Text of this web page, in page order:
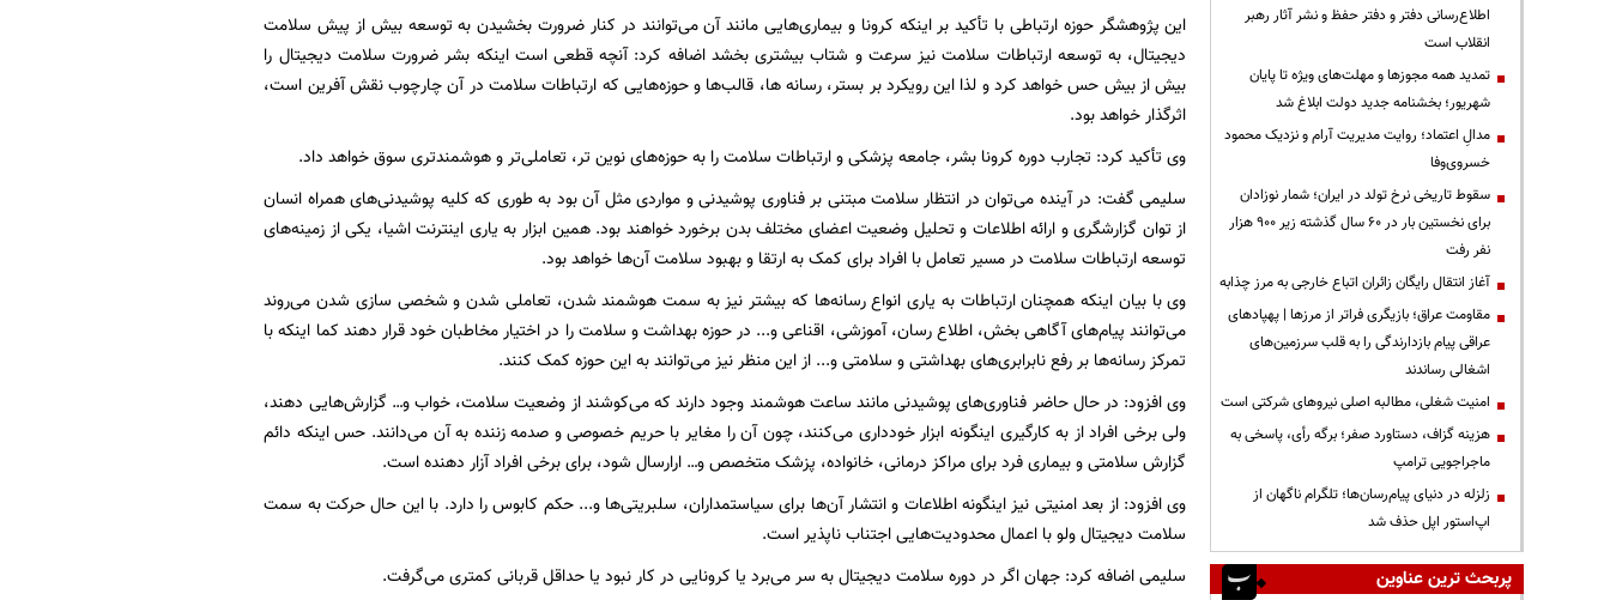
این پژوهشگر حوزه ارتباطی با تأکید بر اینکه کرونا و بیماری‌هایی مانند آن می‌توانند در کنار ضرورت بخشیدن به توسعه بیش از پیش سلامت
دیجیتال، به توسعه ارتباطات سلامت نیز سرعت و شتاب بیشتری بخشد اضافه کرد: آنچه قطعی است اینکه بشر ضرورت سلامت دیجیتال را
بیش از بیش حس خواهد کرد و لذا این رویکرد بر بستر، رسانه ها، قالب‌ها و حوزه‌هایی که ارتباطات سلامت در آن چارچوب نقش آفرین است،
اثرگذار خواهد بود.
وی تأکید کرد: تجارب دوره کرونا بشر، جامعه پزشکی و ارتباطات سلامت را به حوزه‌های نوین تر، تعاملی‌تر و هوشمندتری سوق خواهد داد.
سلیمی گفت: در آینده می‌توان در انتظار سلامت مبتنی بر فناوری پوشیدنی و مواردی مثل آن بود به طوری که کلیه پوشیدنی‌های همراه انسان
از توان گزارشگری و ارائه اطلاعات و تحلیل وضعیت اعضای مختلف بدن برخورد خواهند بود. همین ابزار به یاری اینترنت اشیا، یکی از زمینه‌های
توسعه ارتباطات سلامت در مسیر تعامل با افراد برای کمک به ارتقا و بهبود سلامت آن‌ها خواهد بود.
وی با بیان اینکه همچنان ارتباطات به یاری انواع رسانه‌ها که بیشتر نیز به سمت هوشمند شدن، تعاملی شدن و شخصی سازی شدن می‌روند
می‌توانند پیام‌های آگاهی بخش، اطلاع رسان، آموزشی، اقناعی و... در حوزه بهداشت و سلامت را در اختیار مخاطبان خود قرار دهند کما اینکه با
تمرکز رسانه‌ها بر رفع نابرابری‌های بهداشتی و سلامتی و... از این منظر نیز می‌توانند به این حوزه کمک کنند.
وی افزود: در حال حاضر فناوری‌های پوشیدنی مانند ساعت هوشمند وجود دارند که می‌کوشند از وضعیت سلامت، خواب و… گزارش‌هایی دهند،
ولی برخی افراد از به کارگیری اینگونه ابزار خودداری می‌کنند، چون آن را مغایر با حریم خصوصی و صدمه زننده به آن می‌دانند. حس اینکه دائم
گزارش سلامتی و بیماری فرد برای مراکز درمانی، خانواده، پزشک متخصص و… ارارسال شود، برای برخی افراد آزار دهنده است.
وی افزود: از بعد امنیتی نیز اینگونه اطلاعات و انتشار آن‌ها برای سیاستمداران، سلبریتی‌ها و... حکم کابوس را دارد. با این حال حرکت به سمت
سلامت دیجیتال ولو با اعمال محدودیت‌هایی اجتناب ناپذیر است.
سلیمی اضافه کرد: جهان اگر در دوره سلامت دیجیتال به سر می‌برد یا کرونایی در کار نبود یا حداقل قربانی کمتری می‌گرفت.
اطلاع‌رسانی دفتر و دفتر حفظ و نشر آثار رهبر
انقلاب است
تمدید همه مجوزها و مهلت‌های ویژه تا پایان
شهریور؛ بخشنامه جدید دولت ابلاغ شد
مدالِ اعتماد؛ روایت مدیریت آرام و نزدیک محمود
خسروی‌وفا
سقوط تاریخی نرخ تولد در ایران؛ شمار نوزادان
برای نخستین بار در ۶۰ سال گذشته زیر ۹۰۰ هزار
نفر رفت
آغاز انتقال رایگان زائران اتباع خارجی به مرز چذابه
مقاومت عراق؛ بازیگری فراتر از مرزها | پهپادهای
عراقی پیام بازدارندگی را به قلب سرزمین‌های
اشغالی رساندند
‌امنیت شغلی، مطالبه اصلی نیروهای شرکتی است
هزینه گزاف، دستاورد صفر؛ برگه رأی، پاسخی به
ماجراجویی ترامپ
زلزله در دنیای پیام‌رسان‌ها؛ تلگرام ناگهان از
اپ‌استور اپل حذف شد
پربحث ترین عناوین